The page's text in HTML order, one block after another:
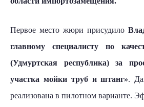
Первое место жюри присудило
главному специалисту по
(Удмуртская республика) за
участка мойки труб и штанг».
реализована в пилотном варианте.